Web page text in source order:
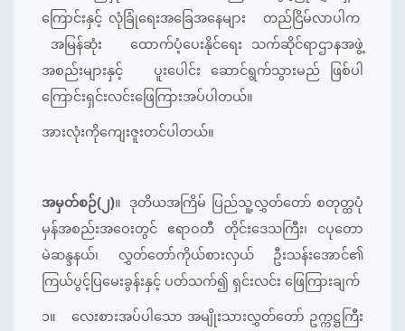
ကြောင်းနှင့် လုံခြုံရေးအခြေအနေများ တည်ငြိမ်လာပါက
အမြန်ဆုံး ထောက်ပံ့ပေးနိုင်ရေး သက်ဆိုင်ရာဌာနအဖွဲ့
အစည်းများနှင့် ပူးပေါင်း ဆောင်ရွက်သွားမည် ဖြစ်ပါ
ကြောင်းရှင်းလင်းဖြေကြားအပ်ပါတယ်။
အားလုံးကိုကျေးဇူးတင်ပါတယ်။
အမှတ်စဉ်(၂)။
ဒုတိယအကြိမ် ပြည်သူ့လွှတ်တော် စတုတ္ထပုံ
မှန်အစည်းအ‌ဝေးတွင် ဧရာဝတီ တိုင်းဒေသကြီး၊ ငပုတော
မဲဆန္ဒနယ်၊ လွှတ်တော်ကိုယ်စားလှယ် ဦးသန်းအောင်၏
ကြယ်ပွင့်ပြမေးခွန်းနှင့် ပတ်သက်၍ ရှင်းလင်း ဖြေကြားချက်
၁။ လေးစားအပ်ပါသော အမျိုးသားလွှတ်တော် ဥက္ကဋ္ဌကြီး